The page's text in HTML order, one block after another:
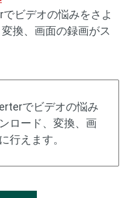
ビデオの悩みをさよ
換、画面の録画がス
でビデオの悩み
ロード、変換、画
行えます。